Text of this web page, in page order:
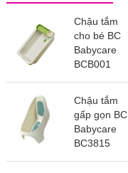
Bản
Chậu tắm
cho bé BC
Babycare
BCB001
Chậu tắm
gấp gọn BC
Babycare
BC3815